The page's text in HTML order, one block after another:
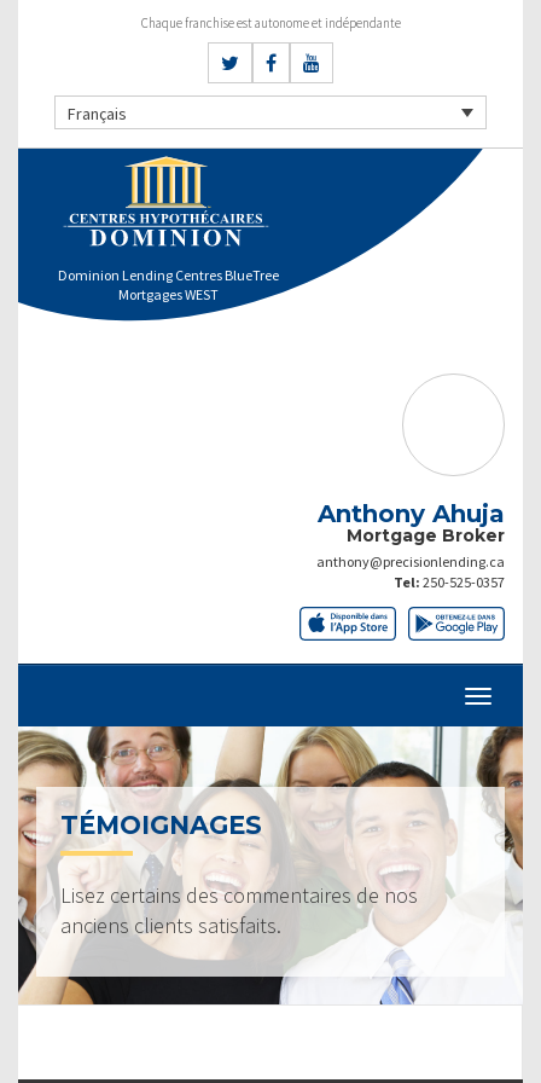
Chaque franchise est autonome et indépendante
Français
Dominion Lending Centres BlueTree
Mortgages WEST
Anthony Ahuja
Mortgage Broker
anthony@precisionlending.ca
Tel: 250-525-0357
TÉMOIGNAGES
Lisez certains des commentaires de nos
anciens clients satisfaits.